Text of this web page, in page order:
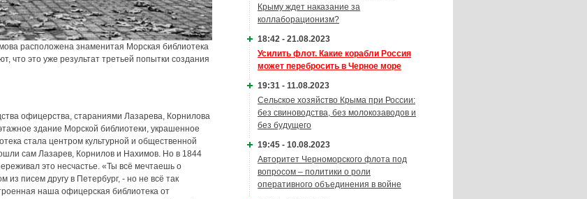
расположена знаменитая Морская библиотека
что это уже результат третьей попытки создания
офицерства, стараниями Лазарева, Корнилова
здание Морской библиотеки, украшенное
стала центром культурной и общественной
сам Лазарев, Корнилов и Нахимов. Но в 1844
это несчастье. «Ты всё мечтаешь о
писем другу в Петербург, - но не всё так
наша офицерская библиотека от
Крыму ждет наказание за
коллаборационизм?
18:42 - 21.08.2023
Усилить флот. Какие корабли Россия
может перебросить в Черное море
19:31 - 11.08.2023
Сельское хозяйство Крыма при России:
без свиноводства, без молокозаводов и
без будущего
19:45 - 10.08.2023
Авторитет Черноморского флота под
вопросом – политики о роли
оперативного объединения в войне